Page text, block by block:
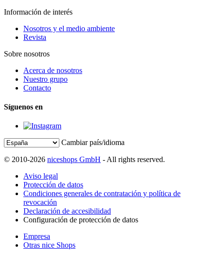
Información de interés
Nosotros y el medio ambiente
Revista
Sobre nosotros
Acerca de nosotros
Nuestro grupo
Contacto
Síguenos en
Cambiar país/idioma
© 2010-2026 niceshops GmbH - All rights reserved.
Aviso legal
Protección de datos
Condiciones generales de contratación y política de
revocación
Declaración de accesibilidad
Configuración de protección de datos
Empresa
Otras nice Shops